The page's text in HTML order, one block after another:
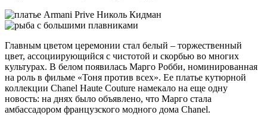
Главным цветом церемонии стал белый – торжественный
цвет, ассоциирующийся с чистотой и скорбью во многих
культурах. В белом появилась Марго Робби, номинированная
на роль в фильме «Тоня против всех». Ее платье кутюрной
коллекции Chanel Haute Couture намекало на еще одну
новость: на днях было объявлено, что Марго стала
амбассадором французского модного дома Chanel.